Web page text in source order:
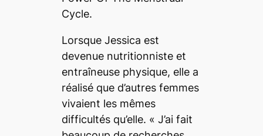
Cycle.
Lorsque Jessica est
devenue nutritionniste et
entraîneuse physique, elle a
réalisé que d’autres femmes
vivaient les mêmes
difficultés qu’elle. « J’ai fait